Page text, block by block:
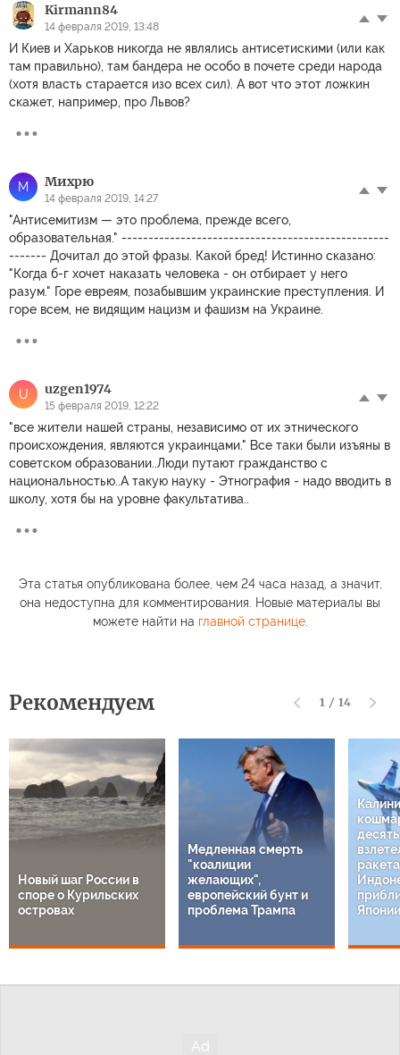
Kirmann84
14 февраля 2019, 13:48
И Киев и Харьков никогда не являлись антисетискими (или как
там правильно), там бандера не особо в почете среди народа
(хотя власть старается изо всех сил). А вот что этот ложкин
скажет, например, про Львов?
М Михрю
14 февраля 2019, 14:27
"Антисемитизм — это проблема, прежде всего,
образовательная." --------------------------------------------------
------- Дочитал до этой фразы. Какой бред! Истинно сказано:
"Когда б-г хочет наказать человека - он отбирает у него
разум." Горе евреям, позабывшим украинские преступления. И
горе всем, не видящим нацизм и фашизм на Украине.
U uzgen1974
15 февраля 2019, 12:22
"все жители нашей страны, независимо от их этнического
происхождения, являются украинцами." Все таки были изъяны в
советском образовании..Люди путают гражданство с
национальностью..А такую науку - Этнография - надо вводить в
школу, хотя бы на уровне факультатива..
Эта статья опубликована более, чем 24 часа назад, а значит,
она недоступна для комментирования. Новые материалы вы
можете найти на главной странице.
Рекомендуем 1 / 14
Новый шаг России в
споре о Курильских
островах
Медленная смерть
"коалиции
желающих",
европейский бунт и
проблема Трампа
Японии